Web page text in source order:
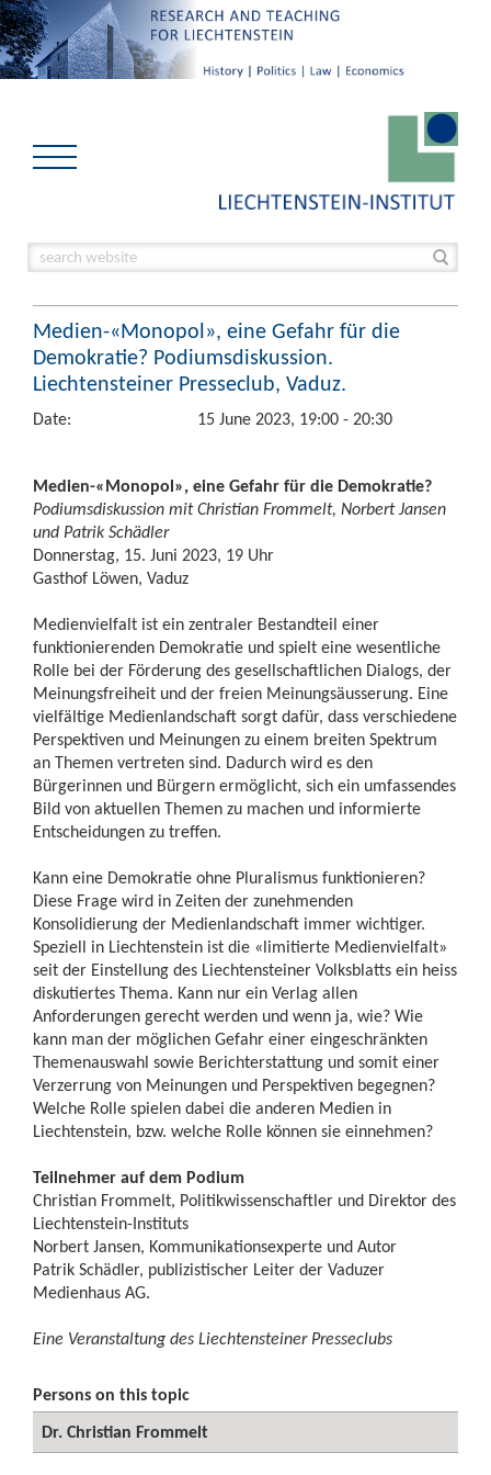
Medien-«Monopol», eine Gefahr für die
Demokratie? Podiumsdiskussion.
Liechtensteiner Presseclub, Vaduz.
Date: 15 June 2023, 19:00 - 20:30
Medien-«Monopol», eine Gefahr für die Demokratie?
Podiumsdiskussion mit Christian Frommelt, Norbert Jansen
und Patrik Schädler
Donnerstag, 15. Juni 2023, 19 Uhr
Gasthof Löwen, Vaduz
Medienvielfalt ist ein zentraler Bestandteil einer
funktionierenden Demokratie und spielt eine wesentliche
Rolle bei der Förderung des gesellschaftlichen Dialogs, der
Meinungsfreiheit und der freien Meinungsäusserung. Eine
vielfältige Medienlandschaft sorgt dafür, dass verschiedene
Perspektiven und Meinungen zu einem breiten Spektrum
an Themen vertreten sind. Dadurch wird es den
Bürgerinnen und Bürgern ermöglicht, sich ein umfassendes
Bild von aktuellen Themen zu machen und informierte
Entscheidungen zu treffen.
Kann eine Demokratie ohne Pluralismus funktionieren?
Diese Frage wird in Zeiten der zunehmenden
Konsolidierung der Medienlandschaft immer wichtiger.
Speziell in Liechtenstein ist die «limitierte Medienvielfalt»
seit der Einstellung des Liechtensteiner Volksblatts ein heiss
diskutiertes Thema. Kann nur ein Verlag allen
Anforderungen gerecht werden und wenn ja, wie? Wie
kann man der möglichen Gefahr einer eingeschränkten
Themenauswahl sowie Berichterstattung und somit einer
Verzerrung von Meinungen und Perspektiven begegnen?
Welche Rolle spielen dabei die anderen Medien in
Liechtenstein, bzw. welche Rolle können sie einnehmen?
Teilnehmer auf dem Podium
Christian Frommelt, Politikwissenschaftler und Direktor des
Liechtenstein-Instituts
Norbert Jansen, Kommunikationsexperte und Autor
Patrik Schädler, publizistischer Leiter der Vaduzer
Medienhaus AG.
Eine Veranstaltung des Liechtensteiner Presseclubs
Persons on this topic
Dr. Christian Frommelt